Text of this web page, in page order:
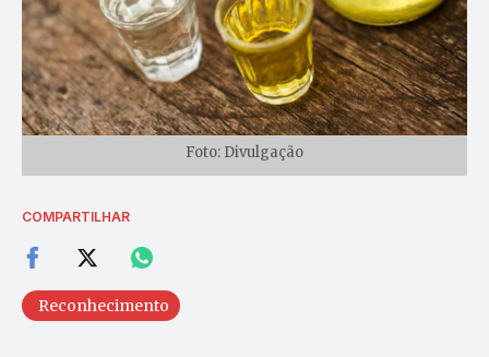
Foto: Divulgação
COMPARTILHAR
Reconhecimento